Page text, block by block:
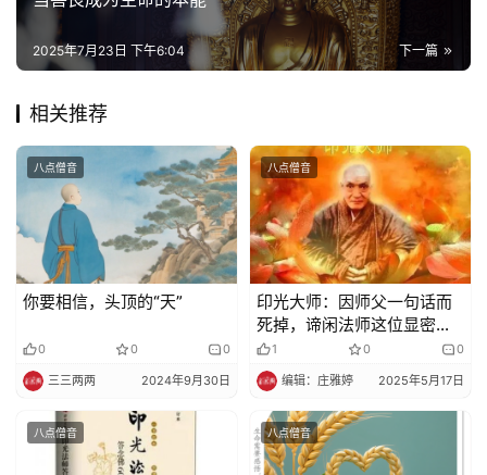
策
法
规
免
责
声
明
下一篇
2025年7月23日 下午6:04
相关推荐
八点僧音
你要相信，头顶的“天”
0 0 0
三三两两 2024年9月30日
八点僧音
印光大师：因师父一句话而
死掉，谛闲法师这位显密圆
通的高徒，实在可惜！
1 0 0
编辑：庄雅婷 2025年5月17日
八点僧音 八点僧音